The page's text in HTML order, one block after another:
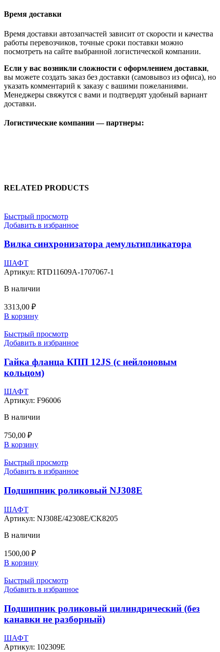
Время доставки
Время доставки автозапчастей зависит от скорости и качества
работы перевозчиков, точные сроки поставки можно
посмотреть на сайте выбранной логистической компании.
Если у вас возникли сложности с оформлением доставки,
вы можете создать заказ без доставки (самовывоз из офиса), но
указать комментарий к заказу с вашими пожеланиями.
Менеджеры свяжутся с вами и подтвердят удобный вариант
доставки.
Логистические компании — партнеры:
RELATED PRODUCTS
Быстрый просмотр
Добавить в избранное
Вилка синхронизатора демультипликатора
ШАФТ
Артикул: RTD11609A-1707067-1
В наличии
3313,00 ₽
В корзину
Быстрый просмотр
Добавить в избранное
Гайка фланца КПП 12JS (с нейлоновым
кольцом)
ШАФТ
Артикул: F96006
В наличии
750,00 ₽
В корзину
Быстрый просмотр
Добавить в избранное
Подшипник роликовый NJ308E
ШАФТ
Артикул: NJ308E/42308E/CK8205
В наличии
1500,00 ₽
В корзину
Быстрый просмотр
Добавить в избранное
Подшипник роликовый цилиндрический (без
канавки не разборный)
ШАФТ
Артикул: 102309E